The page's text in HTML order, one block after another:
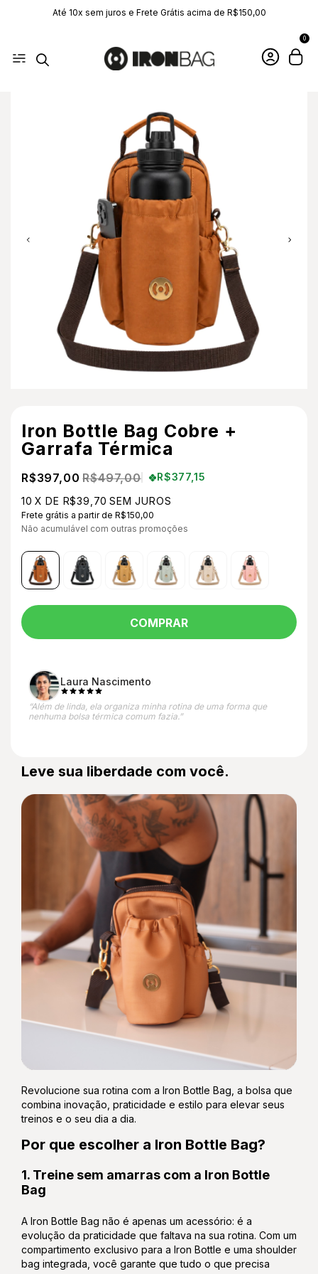
Até 10x sem juros e Frete Grátis acima de R$150,00
0
Iron Bottle Bag Cobre +
Garrafa Térmica
R$397,00 R$497,00
R$377,15
10 X DE R$39,70 SEM JUROS
Frete grátis a partir de R$150,00
Não acumulável com outras promoções
Laura Nascimento
“Além de linda, ela organiza minha rotina de uma forma que
nenhuma bolsa térmica comum fazia.”
Leve sua liberdade com você.
Revolucione sua rotina com a Iron Bottle Bag, a bolsa que
combina inovação, praticidade e estilo para elevar seus
treinos e o seu dia a dia.
Por que escolher a Iron Bottle Bag?
1. Treine sem amarras com a Iron Bottle
Bag
A Iron Bottle Bag não é apenas um acessório: é a
evolução da praticidade que faltava na sua rotina. Com um
compartimento exclusivo para a Iron Bottle e uma shoulder
bag integrada, você garante que tudo o que precisa